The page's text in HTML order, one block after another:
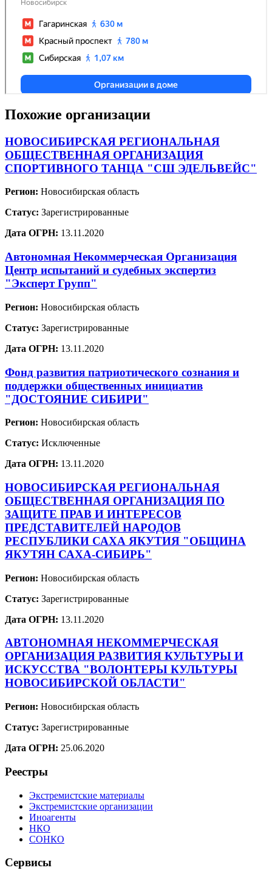
Похожие организации
НОВОСИБИРСКАЯ РЕГИОНАЛЬНАЯ
ОБЩЕСТВЕННАЯ ОРГАНИЗАЦИЯ
СПОРТИВНОГО ТАНЦА "СШ ЭДЕЛЬВЕЙС"
Регион: Новосибирская область
Статус: Зарегистрированные
Дата ОГРН: 13.11.2020
Автономная Некоммерческая Организация
Центр испытаний и судебных экспертиз
"Эксперт Групп"
Регион: Новосибирская область
Статус: Зарегистрированные
Дата ОГРН: 13.11.2020
Фонд развития патриотического сознания и
поддержки общественных инициатив
"ДОСТОЯНИЕ СИБИРИ"
Регион: Новосибирская область
Статус: Исключенные
Дата ОГРН: 13.11.2020
НОВОСИБИРСКАЯ РЕГИОНАЛЬНАЯ
ОБЩЕСТВЕННАЯ ОРГАНИЗАЦИЯ ПО
ЗАЩИТЕ ПРАВ И ИНТЕРЕСОВ
ПРЕДСТАВИТЕЛЕЙ НАРОДОВ
РЕСПУБЛИКИ САХА ЯКУТИЯ "ОБЩИНА
ЯКУТЯН САХА-СИБИРЬ"
Регион: Новосибирская область
Статус: Зарегистрированные
Дата ОГРН: 13.11.2020
АВТОНОМНАЯ НЕКОММЕРЧЕСКАЯ
ОРГАНИЗАЦИЯ РАЗВИТИЯ КУЛЬТУРЫ И
ИСКУССТВА "ВОЛОНТЕРЫ КУЛЬТУРЫ
НОВОСИБИРСКОЙ ОБЛАСТИ"
Регион: Новосибирская область
Статус: Зарегистрированные
Дата ОГРН: 25.06.2020
Реестры
Экстремистские материалы
Экстремистские организации
Иноагенты
НКО
СОНКО
Сервисы